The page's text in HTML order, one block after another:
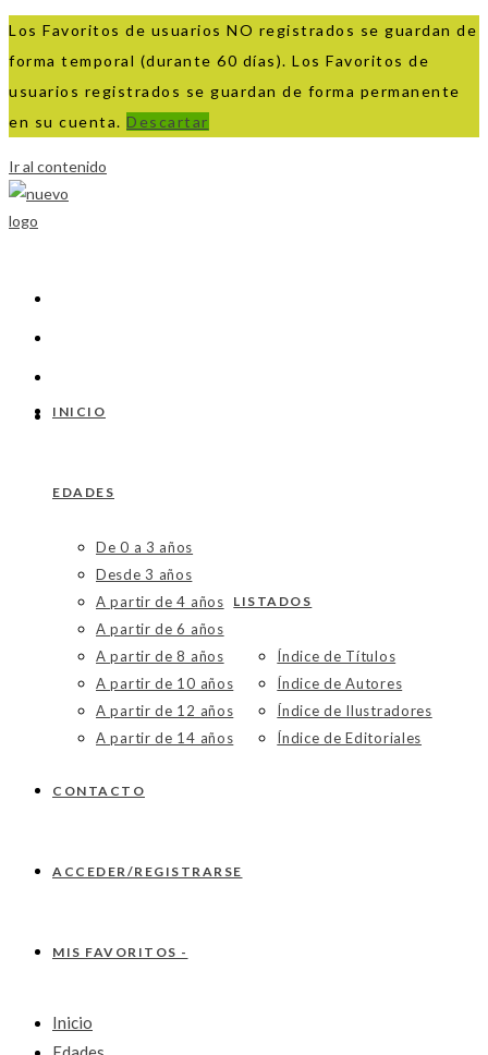
Los Favoritos de usuarios NO registrados se guardan de
forma temporal (durante 60 días). Los Favoritos de
usuarios registrados se guardan de forma permanente
en su cuenta. Descartar
Ir al contenido
INICIO
EDADES
De 0 a 3 años
Desde 3 años
A partir de 4 años
A partir de 6 años
A partir de 8 años
A partir de 10 años
A partir de 12 años
A partir de 14 años
LISTADOS
Índice de Títulos
Índice de Autores
Índice de Ilustradores
Índice de Editoriales
CONTACTO
ACCEDER/REGISTRARSE
MIS FAVORITOS -
Inicio